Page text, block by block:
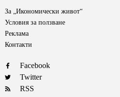
За „Икономически живот“
Условия за ползване
Реклама
Контакти
Facebook
Twitter
RSS